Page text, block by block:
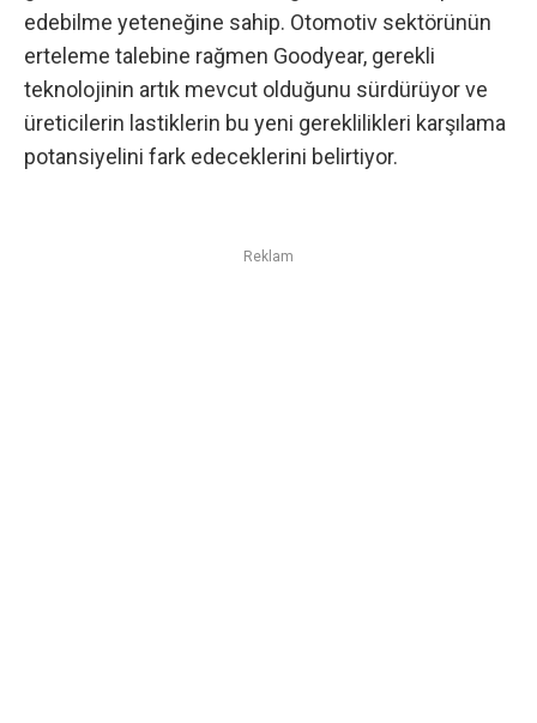
edebilme yeteneğine sahip. Otomotiv sektörünün
erteleme talebine rağmen Goodyear, gerekli
teknolojinin artık mevcut olduğunu sürdürüyor ve
üreticilerin lastiklerin bu yeni gereklilikleri karşılama
potansiyelini fark edeceklerini belirtiyor.
Reklam